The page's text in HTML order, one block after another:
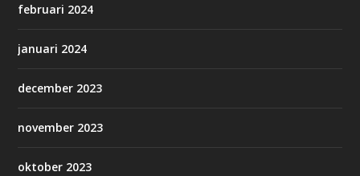
februari 2024
januari 2024
december 2023
november 2023
oktober 2023